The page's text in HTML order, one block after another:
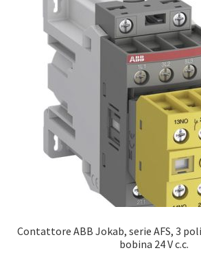
Contattore ABB Jokab, serie AFS, 3
bobina 24 V c.c.